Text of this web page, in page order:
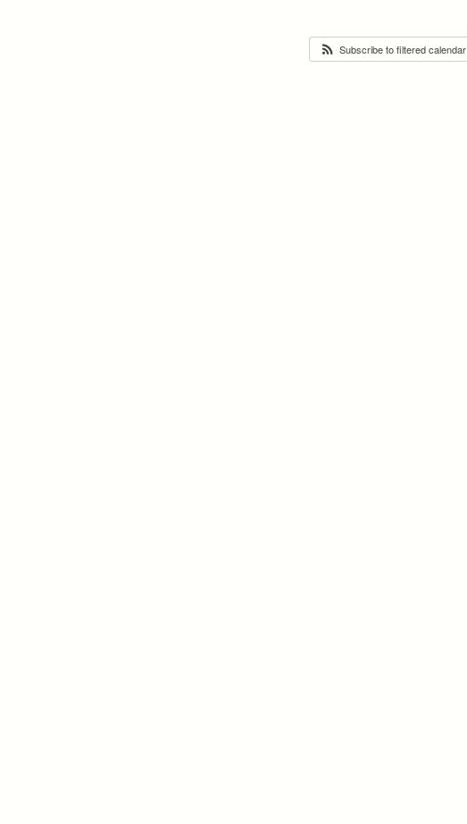
Subscribe to filtered calendar